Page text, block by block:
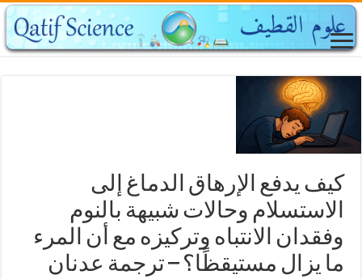
كيف يدفع الإرهاق الدماغ إلى
الاستسلام وحالات شبيهة بالنوم
وفقدان الانتباه وتركيزه مع أن المرء
ما يزال مستيقظًا؟ – ترجمة عدنان